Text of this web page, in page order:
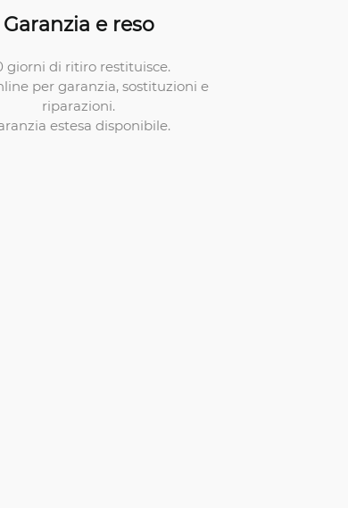
Garanzia e reso
giorni di ritiro restituisce.
per garanzia, sostituzioni e
riparazioni.
estesa disponibile.